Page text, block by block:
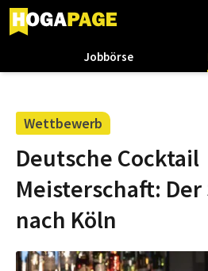
Jobbörse
Wettbewerb
Deutsche Cocktail
Meisterschaft:
nach Köln